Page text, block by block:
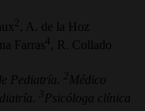
2 , A. de la Hoz
Farras4
, R. Collado
Pediatría. 2 Médico
3 Psicóloga clínica